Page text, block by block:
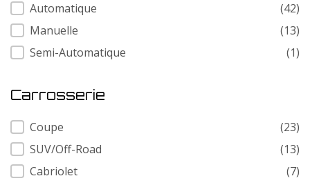
Transmission
Automatique
(42)
Manuelle
(13)
Semi-Automatique
(1)
Carrosserie
Carrosserie
Coupe
(23)
SUV/Off-Road
(13)
Cabriolet
(7)